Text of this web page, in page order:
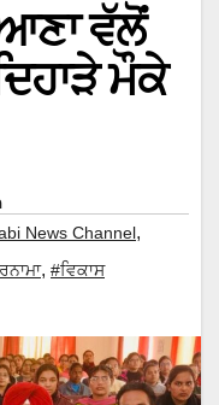
ਵੱਲੋਂ
ਮੌਕੇ
News Channel,
, #ਵਿਕਾਸ